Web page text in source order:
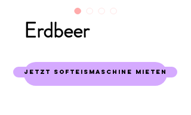
Erdbeer
Warenkorb
Jetzt Softeismaschine mieten